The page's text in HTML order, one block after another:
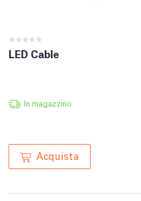
LED Cable
In magazzino
Acquista